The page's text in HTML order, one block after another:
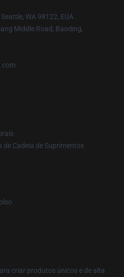
WA 98122, EUA
Middle Road, Baoding,
de Cadeia de Suprimentos
criar produtos únicos e de alta